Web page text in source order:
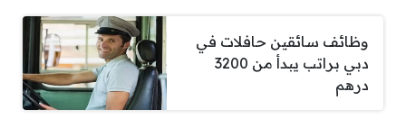
وظائف سائقين حافلات في
دبي براتب يبدأ من 3200
درهم